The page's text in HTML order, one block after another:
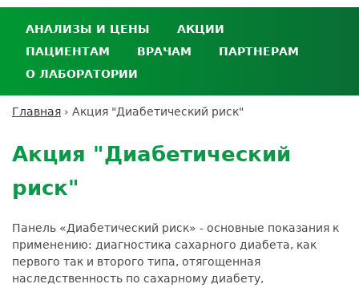
АНАЛИЗЫ И ЦЕНЫ
Анализы и цены
Где сдать анализы
Выезд на дом
Расшифровка анализов
АКЦИИ
ПАЦИЕНТАМ
Личный кабинет пациента
Дисконтная программа
Обратная связь
Усиление профилактических мер для
безопасности пациентов
Налоговый вычет
ВРАЧАМ
Сотрудничество
лабораторию
ПАРТНЕРАМ
кабинет
партнёра
Экскурсия в
О ЛАБОРАТОРИИ
Вакансии
Документы
здесь
Главная › Акция "Диабетический риск"
to
top
Акция "Диабетический
риск"
Панель «Диабетический риск» - основные показания к
применению: диагностика сахарного диабета, как
первого так и второго типа, отягощенная
наследственность по сахарному диабету,